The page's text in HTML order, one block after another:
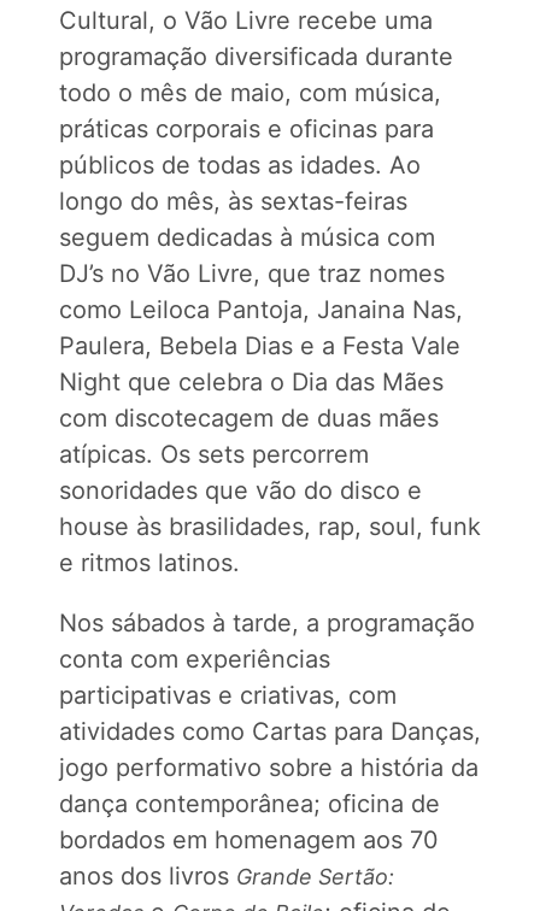
Cultural, o Vão Livre recebe uma
programação diversificada durante
todo o mês de maio, com música,
práticas corporais e oficinas para
públicos de todas as idades. Ao
longo do mês, às sextas-feiras
seguem dedicadas à música com
DJ’s no Vão Livre, que traz nomes
como Leiloca Pantoja, Janaina Nas,
Paulera, Bebela Dias e a Festa Vale
Night que celebra o Dia das Mães
com discotecagem de duas mães
atípicas. Os sets percorrem
sonoridades que vão do disco e
house às brasilidades, rap, soul, funk
e ritmos latinos.
Nos sábados à tarde, a programação
conta com experiências
participativas e criativas, com
atividades como Cartas para Danças,
jogo performativo sobre a história da
dança contemporânea; oficina de
bordados em homenagem aos 70
anos dos livros Grande Sertão: